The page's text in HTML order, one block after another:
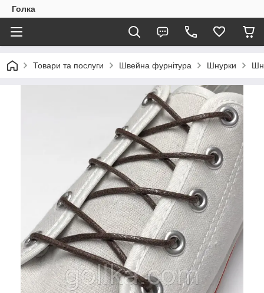
Голка
Товари та послуги Швейна фурнітура Шнурки